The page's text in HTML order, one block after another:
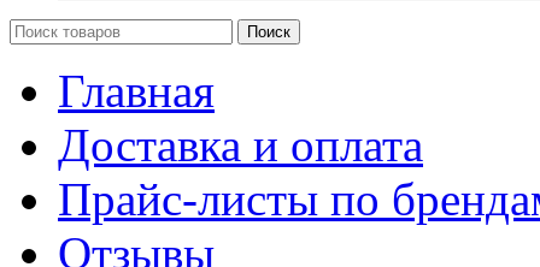
Поиск
Главная
Доставка и оплата
Прайс-листы по
Отзывы